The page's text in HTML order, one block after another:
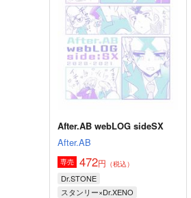
Minnie
1,430円 （税込）
潔世一×蜂楽廻
サンプル 作品詳細
After.AB webLOG sideSX
After.AB
専売 472円 （税込）
Dr.STONE
スタンリー×Dr.XENO